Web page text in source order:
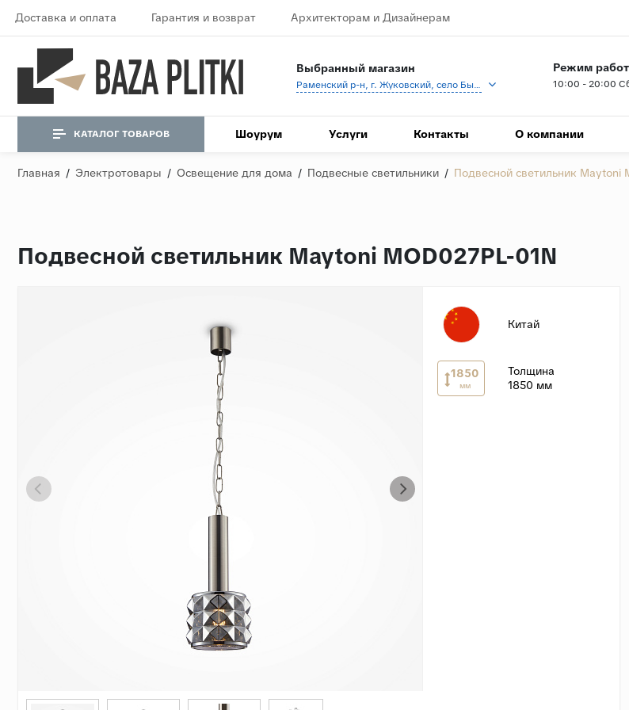
Доставка и оплата Гарантия и возврат Архитекторам и Дизайнерам
Выбранный магазин
Раменский р-н, г. Жуковский, село Быково, кп Спартак, Береговая ул., 1
Режим
10:00 - 20:00
КАТАЛОГ ТОВАРОВ Шоурум Услуги Контакты О компании
Главная / Электротовары / Освещение для дома / Подвесные светильники / Подвесной светильник Maytoni
Подвесной светильник Maytoni MOD027PL-01N
Китай
1850
мм
Толщина
1850 мм